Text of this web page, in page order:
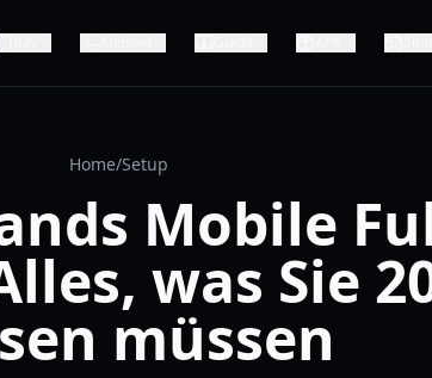
Home/Setup
Mobile
was Sie
müssen